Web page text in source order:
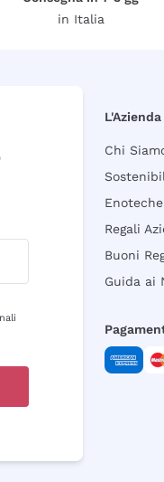
in Italia
L'Azienda
Chi
Regali
Buoni
Guida ai